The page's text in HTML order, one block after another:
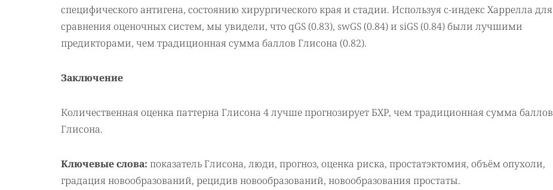
специфического антигена, состоянию хирургического края и стадии. Используя c-индекс Харрелла для
сравнения оценочных систем, мы увидели, что qGS (0.83), swGS (0.84) и siGS (0.84) были лучшими
предикторами, чем традиционная сумма баллов Глисона (0.82).
Заключение
Количественная оценка паттерна Глисона 4 лучше прогнозирует БХР, чем традиционная сумма баллов
Глисона.
Ключевые слова: показатель Глисона, люди, прогноз, оценка риска, простатэктомия, объём опухоли,
градация новообразований, рецидив новообразований, новообразования простаты.